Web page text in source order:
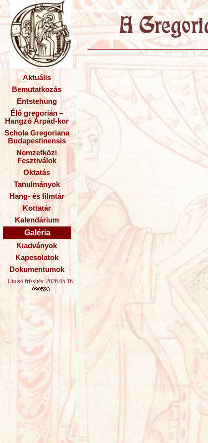
Aktuális
Bemutatkozás
Entstehung
Élő gregorián –
Hangzó Árpád-kor
Schola Gregoriana
Budapestinensis
Nemzetközi
Fesztiválok
Oktatás
Tanulmányok
Hang- és filmtár
Kottatár
Kalendárium
Galéria
Kiadványok
Kapcsolatok
Dokumentumok
Utolsó frissítés: 2026.05.16.